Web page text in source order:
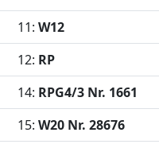
11: W12
12: RP
14: RPG4/3 Nr. 1661
15: W20 Nr. 28676